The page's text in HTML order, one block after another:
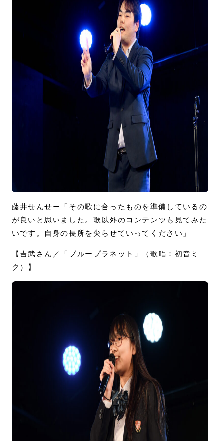
藤井せんせー「その歌に合ったものを準備しているの
が良いと思いました。歌以外のコンテンツも見てみた
いです。自身の長所を尖らせていってください」
【吉武さん／「ブループラネット」（歌唱：初音ミ
ク）】